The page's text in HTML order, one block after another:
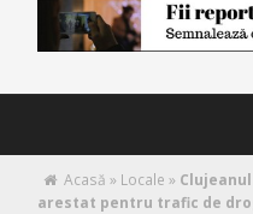
Acasă » Locale »
arestat pentru trafic de